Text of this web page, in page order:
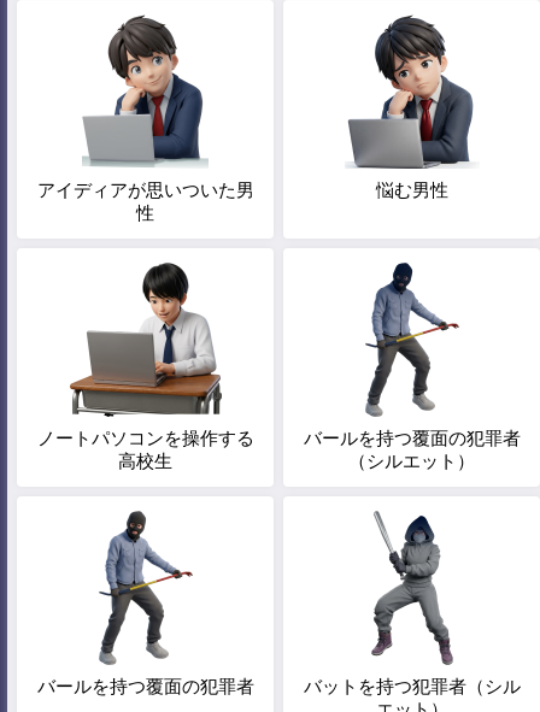
アイディアが思いついた男
性
悩む男性
ノートパソコンを操作する
高校生
バールを持つ覆面の犯罪者
（シルエット）
バールを持つ覆面の犯罪者
バットを持つ犯罪者（シル